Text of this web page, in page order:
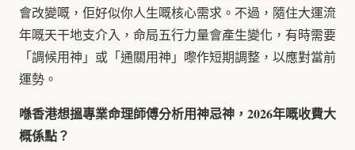
會改變嘅，佢好似你人生嘅核心需求。不過，隨住大運流
年嘅天干地支介入，命局五行力量會產生變化，有時需要
「調候用神」或「通關用神」嚟作短期調整，以應對當前
運勢。
喺香港想搵專業命理師傅分析用神忌神，2026年嘅收費大
概係點？